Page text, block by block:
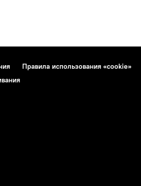
Правила использования «cookie»